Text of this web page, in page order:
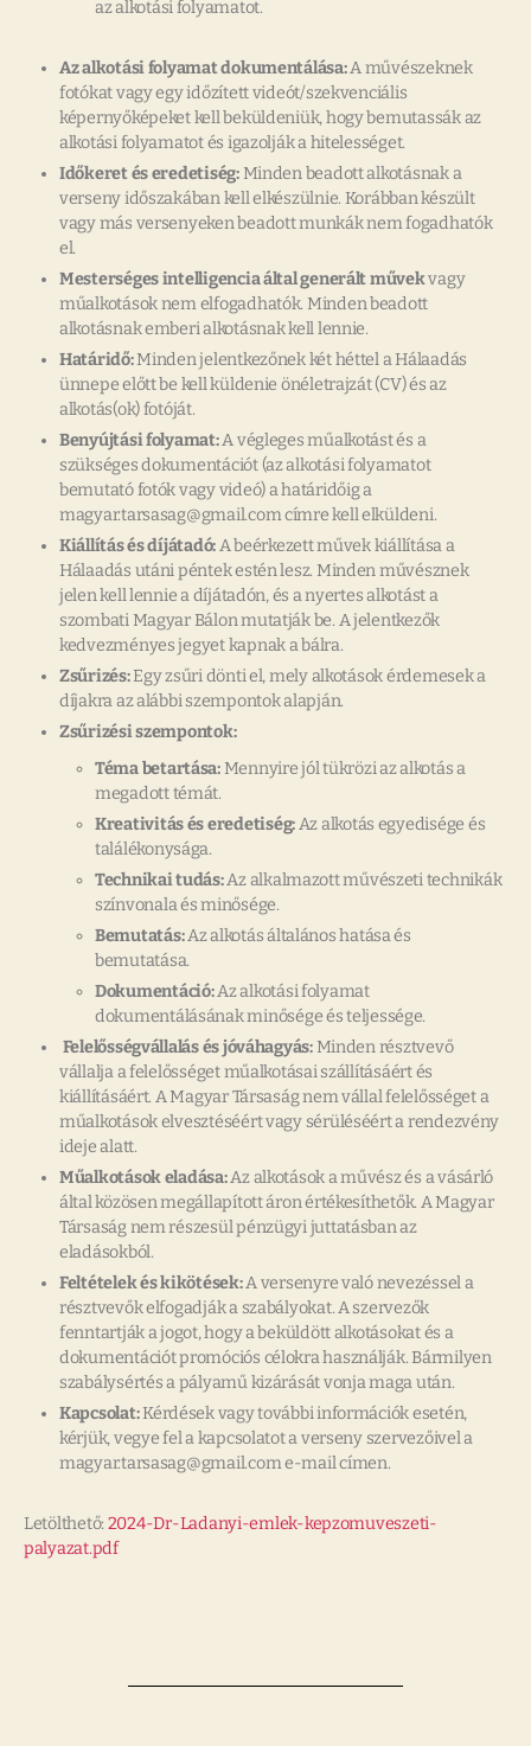
az alkotási folyamatot.
Az alkotási folyamat dokumentálása:A művészeknek
fotókat vagy egy időzített videót/szekvenciális
képernyőképeket kell beküldeniük, hogy bemutassák az
alkotási folyamatot és igazolják a hitelességet.
Időkeret és eredetiség:Minden beadott alkotásnak a
verseny időszakában kell elkészülnie. Korábban készült
vagy más versenyeken beadott munkák nem fogadhatók
el.
Mesterséges intelligencia által generált művekvagy
műalkotások nem elfogadhatók. Minden beadott
alkotásnak emberi alkotásnak kell lennie.
Határidő:Minden jelentkezőnek két héttel a Hálaadás
ünnepe előtt be kell küldenie önéletrajzát (CV) és az
alkotás(ok) fotóját.
Benyújtási folyamat:A végleges műalkotást és a
szükséges dokumentációt (az alkotási folyamatot
bemutató fotók vagy videó) a határidőig a
magyar.tarsasag@gmail.com címre kell elküldeni.
Kiállítás és díjátadó:A beérkezett művek kiállítása a
Hálaadás utáni péntek estén lesz. Minden művésznek
jelen kell lennie a díjátadón, és a nyertes alkotást a
szombati Magyar Bálon mutatják be. A jelentkezők
kedvezményes jegyet kapnak a bálra.
Zsűrizés:Egy zsűri dönti el, mely alkotások érdemesek a
díjakra az alábbi szempontok alapján.
Zsűrizési szempontok:
Téma betartása:Mennyire jól tükrözi az alkotás a
megadott témát.
Kreativitás és eredetiség:Az alkotás egyedisége és
találékonysága.
Technikai tudás:Az alkalmazott művészeti technikák
színvonala és minősége.
Bemutatás:Az alkotás általános hatása és
bemutatása.
Dokumentáció:Az alkotási folyamat
dokumentálásának minősége és teljessége.
Felelősségvállalás és jóváhagyás:Minden résztvevő
vállalja a felelősséget műalkotásai szállításáért és
kiállításáért. A Magyar Társaság nem vállal felelősséget a
műalkotások elvesztéséért vagy sérüléséért a rendezvény
ideje alatt.
Műalkotások eladása:Az alkotások a művész és a vásárló
által közösen megállapított áron értékesíthetők. A Magyar
Társaság nem részesül pénzügyi juttatásban az
eladásokból.
Feltételek és kikötések:A versenyre való nevezéssel a
résztvevők elfogadják a szabályokat. A szervezők
fenntartják a jogot, hogy a beküldött alkotásokat és a
dokumentációt promóciós célokra használják. Bármilyen
szabálysértés a pályamű kizárását vonja maga után.
Kapcsolat:Kérdések vagy további információk esetén,
kérjük, vegye fel a kapcsolatot a verseny szervezőivel a
magyar.tarsasag@gmail.com e-mail címen.
Letölthető: 2024-Dr-Ladanyi-emlek-kepzomuveszeti-
palyazat.pdf